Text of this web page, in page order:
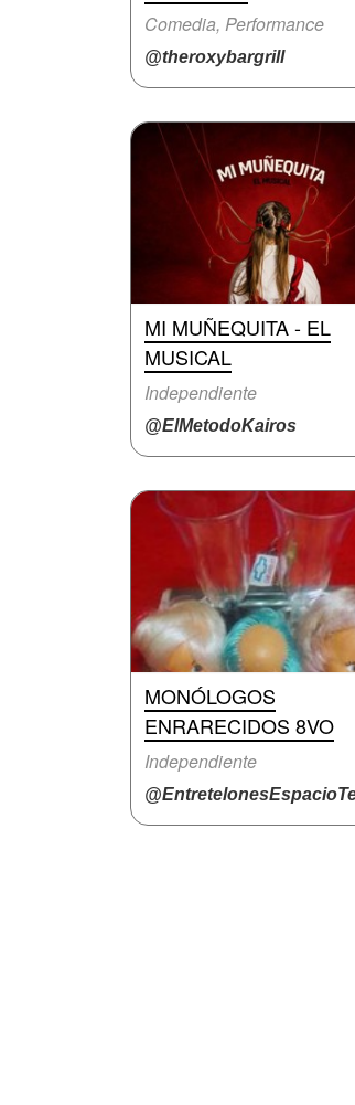
Comedia, Performance
@theroxybargrill
MI MUÑEQUITA - EL
MUSICAL
Independiente
@ElMetodoKairos
MONÓLOGOS
ENRARECIDOS 8VO
Independiente